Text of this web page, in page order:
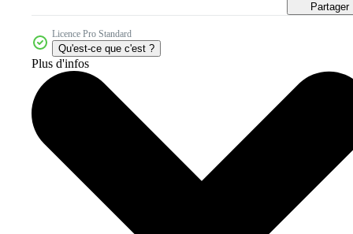
Partager
Licence Pro Standard
Qu'est-ce que c'est ?
Plus d'infos